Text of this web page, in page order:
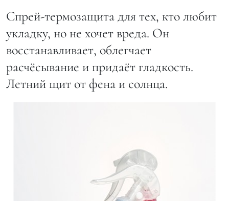
Спрей-термозащита для тех, кто любит
укладку, но не хочет вреда. Он
восстанавливает, облегчает
расчёсывание и придаёт гладкость.
Летний щит от фена и солнца.